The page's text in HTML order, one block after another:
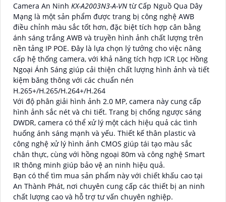
Camera An Ninh KX-A2003N3-A-VN từ Cấp Nguồ Qua Dây
Mạng là một sản phẩm được trang bị công nghệ AWB
điều chỉnh màu sắc tốt hơn, đặc biệt tích hợp cân bằng
ánh sáng trắng AWB và truyền hình ảnh chất lượng trên
nền tảng IP POE. Đây là lựa chọn lý tưởng cho việc nâng
cấp hệ thống camera, với khả năng tích hợp ICR Lọc Hồng
Ngoại Ánh Sáng giúp cải thiện chất lượng hình ảnh và tiết
kiệm băng thông với các chuẩn nén
H.265+/H.265/H.264+/H.264
Với độ phân giải hình ảnh 2.0 MP, camera này cung cấp
hình ảnh sắc nét và chi tiết. Trang bị chống ngược sáng
DWDR, camera có thể xử lý một cách hiệu quả các tình
huống ánh sáng mạnh và yếu. Thiết kế thân plastic và
công nghệ xử lý hình ảnh CMOS giúp tái tạo màu sắc
chân thực, cùng với hồng ngoại 80m và công nghệ Smart
IR thông minh giúp bảo vệ an ninh hiệu quả.
Bạn có thể tìm mua sản phẩm này với chiết khấu cao tại
An Thành Phát, nơi chuyên cung cấp các thiết bị an ninh
chất lượng cao và hỗ trợ tư vấn chuyên nghiệp.